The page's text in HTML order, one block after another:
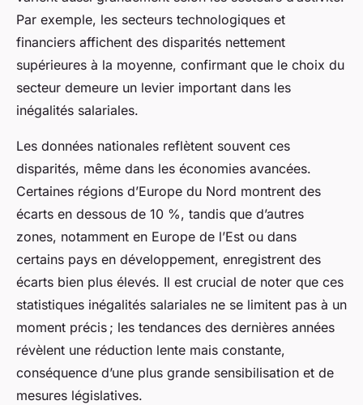
Par exemple, les secteurs technologiques et
financiers affichent des disparités nettement
supérieures à la moyenne, confirmant que le choix du
secteur demeure un levier important dans les
inégalités salariales.
Les données nationales reflètent souvent ces
disparités, même dans les économies avancées.
Certaines régions d’Europe du Nord montrent des
écarts en dessous de 10 %, tandis que d’autres
zones, notamment en Europe de l’Est ou dans
certains pays en développement, enregistrent des
écarts bien plus élevés. Il est crucial de noter que ces
statistiques inégalités salariales ne se limitent pas à un
moment précis ; les tendances des dernières années
révèlent une réduction lente mais constante,
conséquence d’une plus grande sensibilisation et de
mesures législatives.